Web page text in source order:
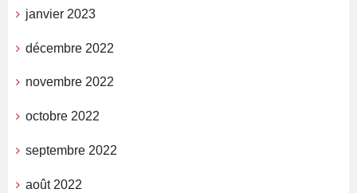
janvier 2023
décembre 2022
novembre 2022
octobre 2022
septembre 2022
août 2022